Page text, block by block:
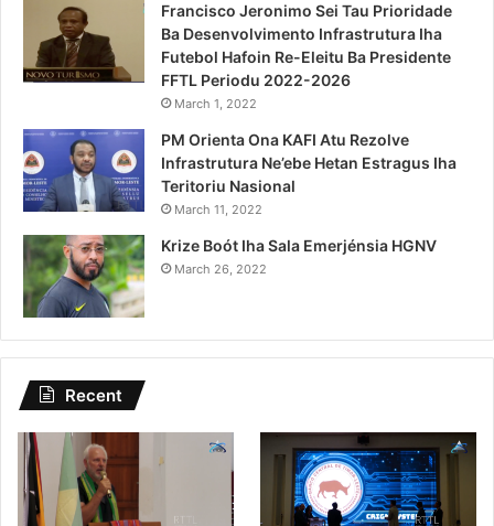
Francisco Jeronimo Sei Tau Prioridade
Ba Desenvolvimento Infrastrutura Iha
Futebol Hafoin Re-Eleitu Ba Presidente
FFTL Periodu 2022-2026
March 1, 2022
PM Orienta Ona KAFI Atu Rezolve
Infrastrutura Ne’ebe Hetan Estragus Iha
Teritoriu Nasional
March 11, 2022
Krize Boót Iha Sala Emerjénsia HGNV
March 26, 2022
Recent